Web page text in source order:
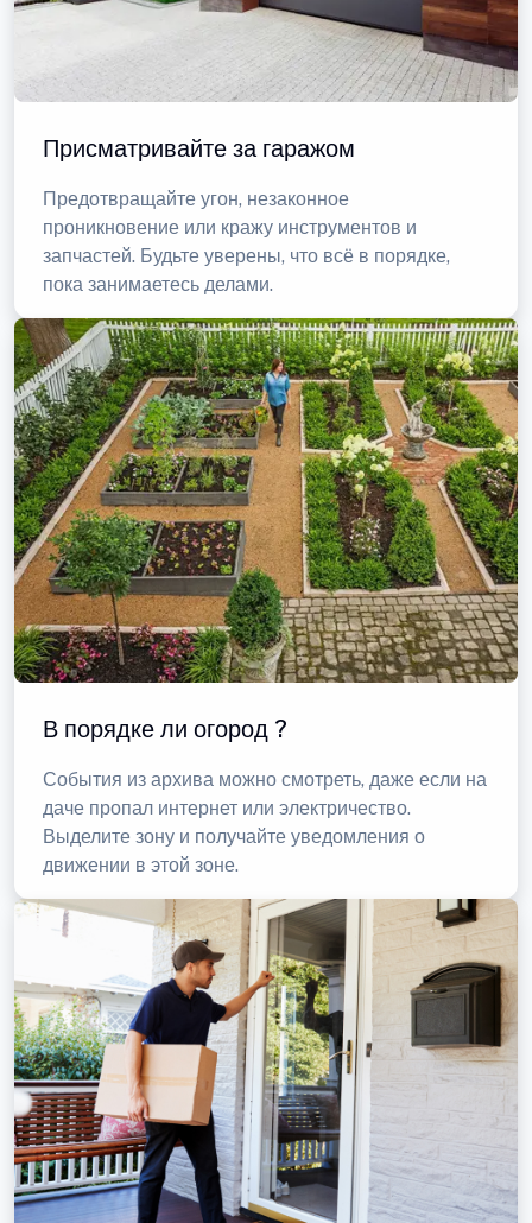
Присматривайте за гаражом
Предотвращайте угон, незаконное
проникновение или кражу инструментов и
запчастей. Будьте уверены, что всё в порядке,
пока занимаетесь делами.
В порядке ли огород ?
События из архива можно смотреть, даже если на
даче пропал интернет или электричество.
Выделите зону и получайте уведомления о
движении в этой зоне.